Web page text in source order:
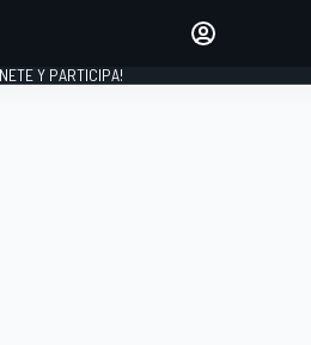
Y PARTICIPA!